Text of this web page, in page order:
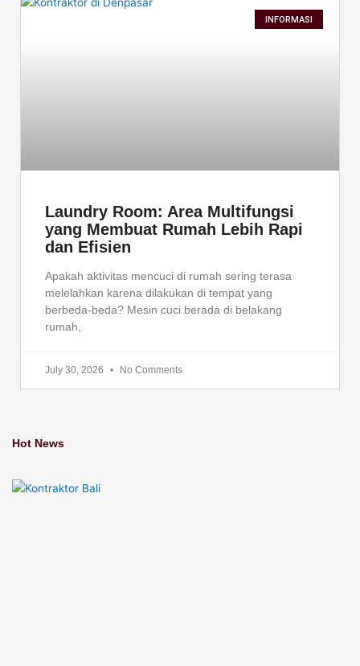
INFORMASI
Laundry Room: Area Multifungsi
yang Membuat Rumah Lebih Rapi
dan Efisien
Apakah aktivitas mencuci di rumah sering terasa
melelahkan karena dilakukan di tempat yang
berbeda-beda? Mesin cuci berada di belakang
rumah,
July 30, 2026 No Comments
Hot News